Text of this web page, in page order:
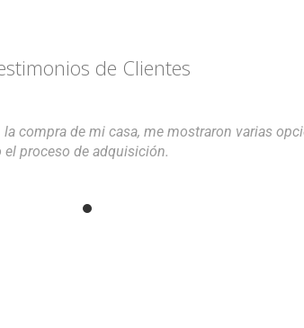
de Clientes
compra de mi casa, me mostraron varias
proceso de adquisición.